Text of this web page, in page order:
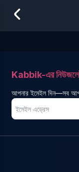
Kabbik-এর
আপনার ইমেইল দিন—সব